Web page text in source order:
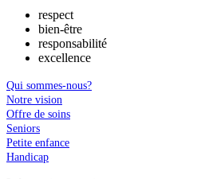
respect
bien-être
responsabilité
excellence
Qui sommes-nous?
Notre vision
Offre de soins
Seniors
Petite enfance
Handicap